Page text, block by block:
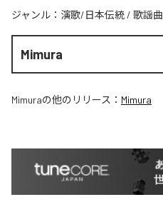
ジャンル： 演歌/日本伝統 / 歌謡曲
Mimura
Mimuraの他のリリース： Mimura